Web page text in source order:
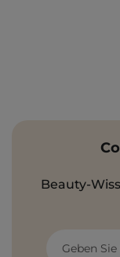
Beauty-
Geben